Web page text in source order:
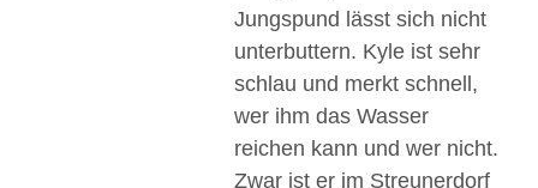
Jungspund lässt sich nicht
unterbuttern. Kyle ist sehr
schlau und merkt schnell,
wer ihm das Wasser
reichen kann und wer nicht.
Zwar ist er im Streunerdorf